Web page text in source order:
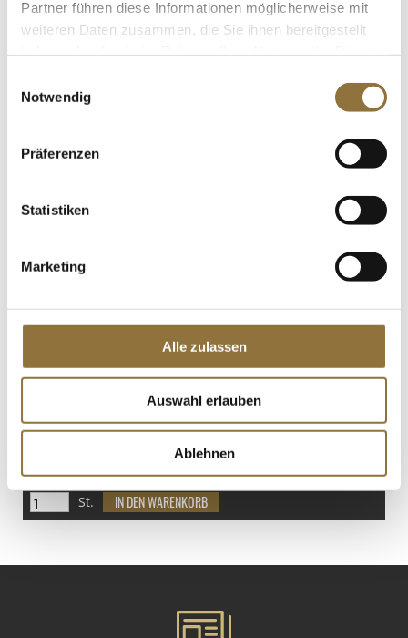
Partner führen diese Informationen möglicherweise mit
weiteren Daten zusammen, die Sie ihnen bereitgestellt
Notwendig
Präferenzen
Statistiken
Marketing
Alle zulassen
Auswahl erlauben
Ablehnen
van Nahmen - Sparkling Juicy Tea -
€ 13,87/ Liter
LEBENSMITTELKENNZEICHNUNGEN
Art.Nr.:13038
St.